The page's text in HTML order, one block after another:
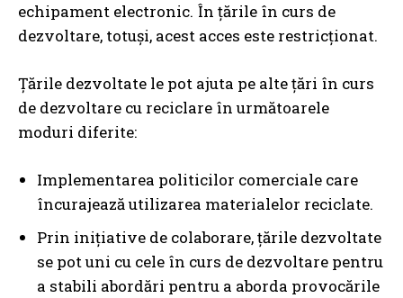
echipament electronic. În țările în curs de
dezvoltare, totuși, acest acces este restricționat.
Țările dezvoltate le pot ajuta pe alte țări în curs
de dezvoltare cu reciclare în următoarele
moduri diferite:
Implementarea politicilor comerciale care
încurajează utilizarea materialelor reciclate.
Prin inițiative de colaborare, țările dezvoltate
se pot uni cu cele în curs de dezvoltare pentru
a stabili abordări pentru a aborda provocările